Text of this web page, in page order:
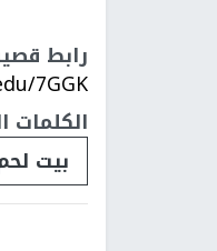
رابط
7GGK/
الكلمات
بيت